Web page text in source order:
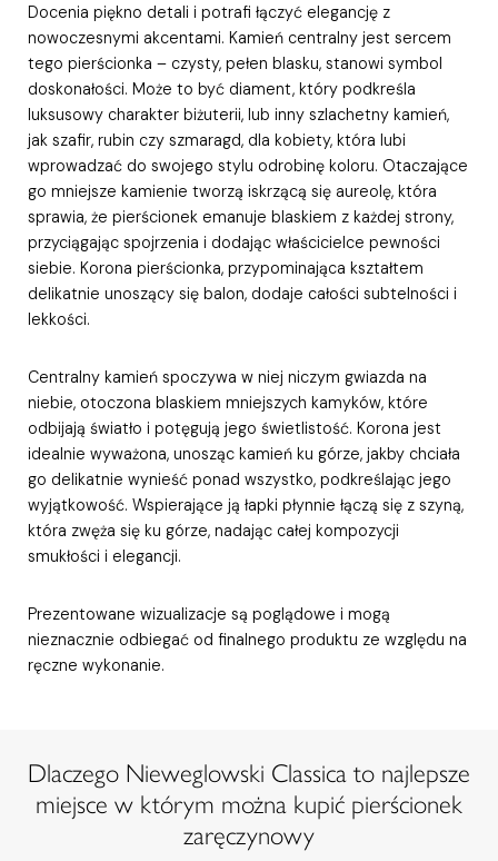
Docenia piękno detali i potrafi łączyć elegancję z
nowoczesnymi akcentami. Kamień centralny jest sercem
tego pierścionka – czysty, pełen blasku, stanowi symbol
doskonałości. Może to być diament, który podkreśla
luksusowy charakter biżuterii, lub inny szlachetny kamień,
jak szafir, rubin czy szmaragd, dla kobiety, która lubi
wprowadzać do swojego stylu odrobinę koloru. Otaczające
go mniejsze kamienie tworzą iskrzącą się aureolę, która
sprawia, że pierścionek emanuje blaskiem z każdej strony,
przyciągając spojrzenia i dodając właścicielce pewności
siebie. Korona pierścionka, przypominająca kształtem
delikatnie unoszący się balon, dodaje całości subtelności i
lekkości.
Centralny kamień spoczywa w niej niczym gwiazda na
niebie, otoczona blaskiem mniejszych kamyków, które
odbijają światło i potęgują jego świetlistość. Korona jest
idealnie wyważona, unosząc kamień ku górze, jakby chciała
go delikatnie wynieść ponad wszystko, podkreślając jego
wyjątkowość. Wspierające ją łapki płynnie łączą się z szyną,
która zwęża się ku górze, nadając całej kompozycji
smukłości i elegancji.
Prezentowane wizualizacje są poglądowe i mogą
nieznacznie odbiegać od finalnego produktu ze względu na
ręczne wykonanie.
Dlaczego Nieweglowski Classica to najlepsze
miejsce w którym można kupić pierścionek
zaręczynowy